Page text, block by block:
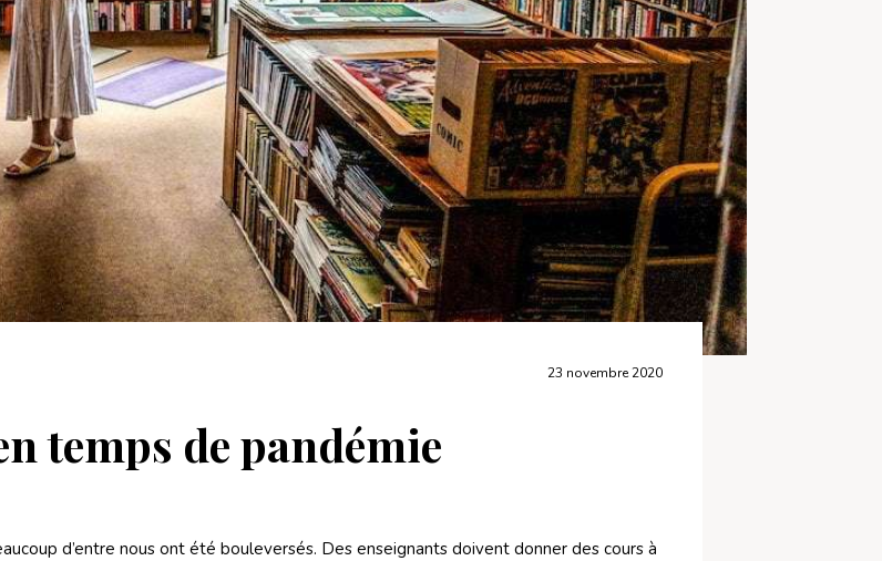
23 novembre 2020
temps de pandémie
d’entre nous ont été bouleversés. Des enseignants doivent donner des cours à